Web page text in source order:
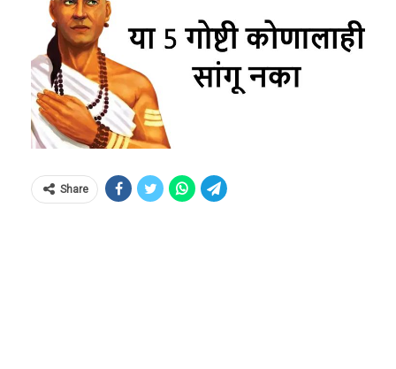
Share